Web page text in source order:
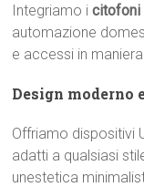
Integriamo icitofoni
automazione
e accessi in
Design moderno
Offriamo dispositivi
adatti a qualsiasi
unestetica